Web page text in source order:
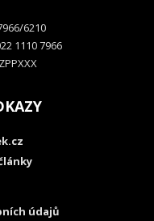
6210
1110 7966
údajů